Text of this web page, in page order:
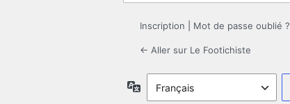
Inscription Mot de passe oublié ?
← Aller sur Le Footichiste
Langue